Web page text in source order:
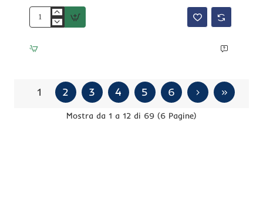
Testa
moro
blu
conf.
1 2 3 4 5 6
Mostra da 1 a 12 di 69 (6 Pagine)